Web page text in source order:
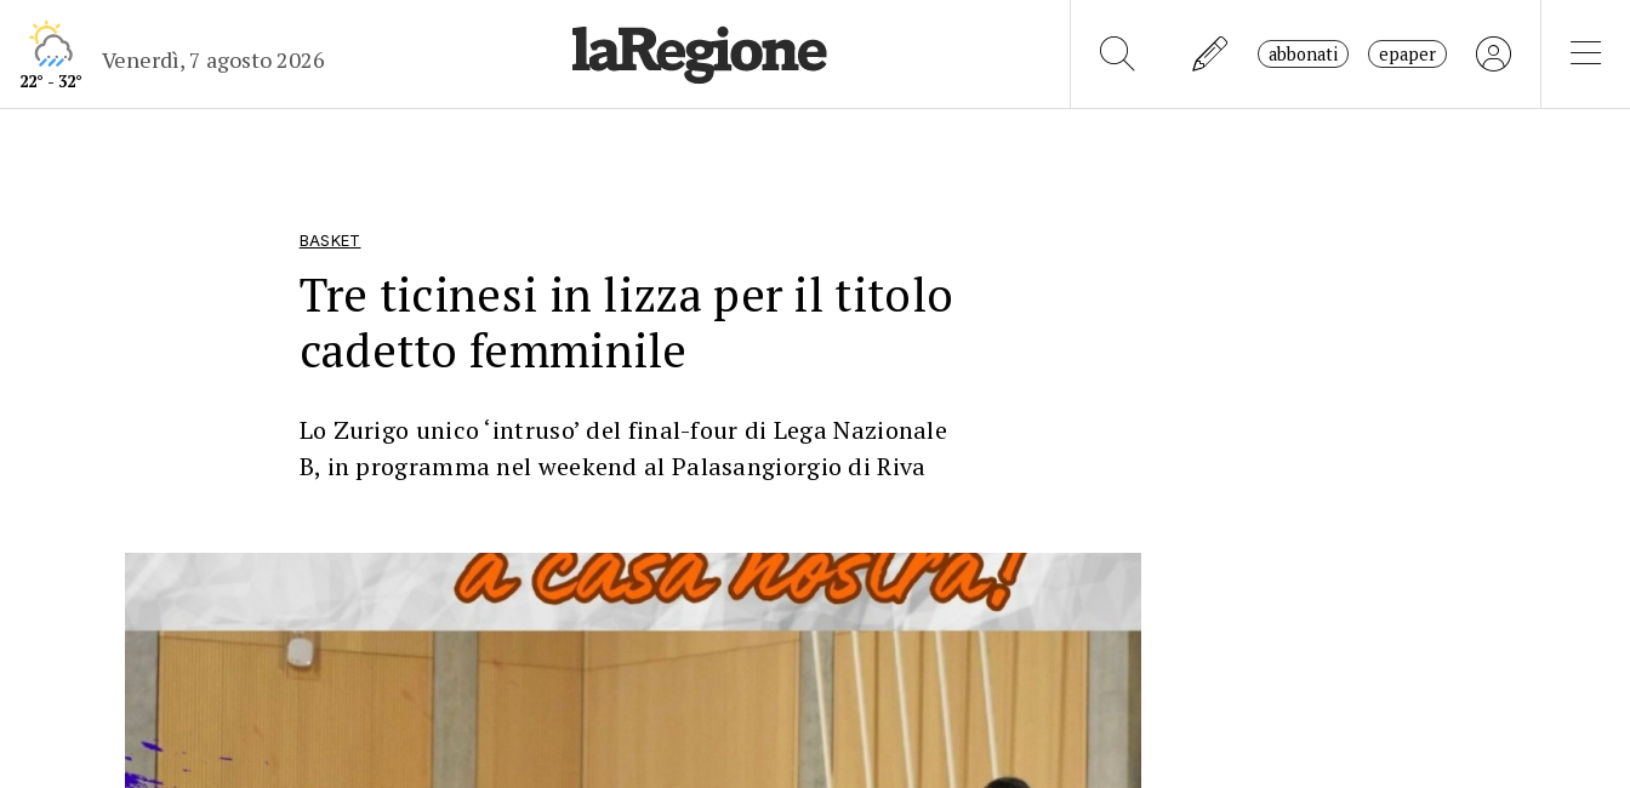
22° - 32°
Venerdì, 7 agosto 2026 abbonati epaper
BASKET
Tre ticinesi in lizza per il titolo
cadetto femminile
Lo Zurigo unico ‘intruso’ del final-four di Lega Nazionale
B, in programma nel weekend al Palasangiorgio di Riva